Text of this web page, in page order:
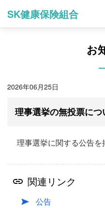
SK健康保険組合
お
2026年06月25日
理事選挙の無投票につ
理事選挙に関する公告を
関連リンク
公告